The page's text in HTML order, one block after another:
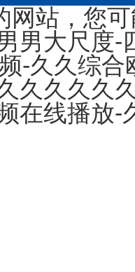
网站，您
男大尺度
-久久综
久久久久
在线播放-